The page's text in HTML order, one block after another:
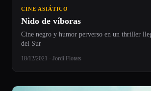
CINE ASIÁTICO
Nido de víboras
Cine negro y humor perverso en un thriller
del Sur
18/12/2021 · Jordi Flotats